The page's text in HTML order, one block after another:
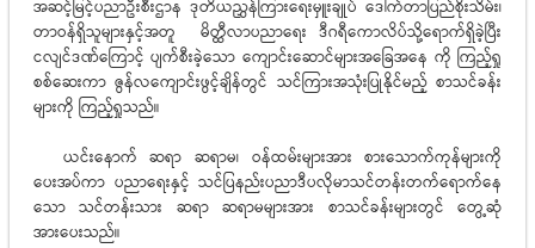
အဆင့်မြင့်ပညာဦးစီးဌာန ဒုတိယညွှန်ကြားရေးမှူးချုပ် ဒေါက်တာပြည်စိုးသိမ်း၊
တာဝန်ရှိသူများနှင့်အတူ မိတ္ထီလာပညာရေး ဒီဂရီကောလိပ်သို့ရောက်ရှိခဲ့ပြီး
ငလျင်ဒဏ်ကြောင့် ပျက်စီးခဲ့သော ကျောင်းဆောင်များအခြေအနေ ကို ကြည့်ရှု
စစ်ဆေးကာ ဇွန်လကျောင်းဖွင့်ချိန်တွင် သင်ကြားအသုံးပြုနိုင်မည့် စာသင်ခန်း
များကို ကြည့်ရှုသည်။
ယင်းနောက် ဆရာ ဆရာမ၊ ဝန်ထမ်းများအား စားသောက်ကုန်များကို
ပေးအပ်ကာ ပညာရေးနှင့် သင်ပြနည်းပညာဒီပလိုမာသင်တန်းတက်ရောက်နေ
သော သင်တန်းသား ဆရာ ဆရာမများအား စာသင်ခန်းများတွင် တွေ့ဆုံ
အားပေးသည်။